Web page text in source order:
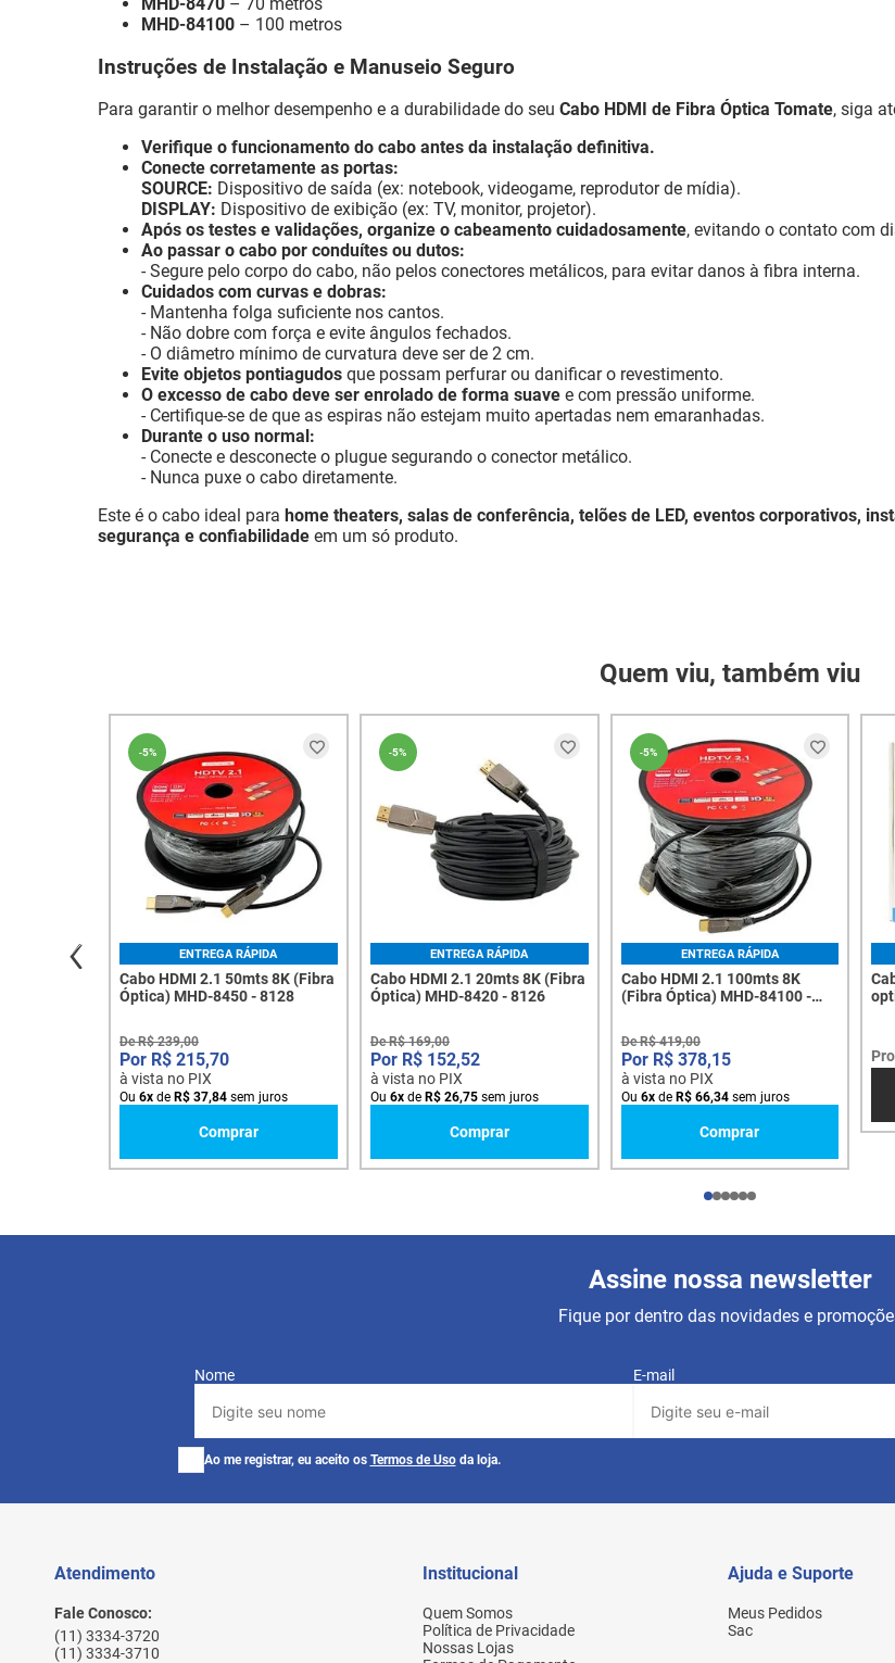
MHD-84100 – 100 metros
Instruções de Instalação e Manuseio Seguro
Para garantir o melhor desempenho e a durabilidade do seu Cabo HDMI de Fibra Óptica Tomate, siga
Verifique o funcionamento do cabo antes da instalação definitiva.
Conecte corretamente as portas:
SOURCE: Dispositivo de saída (ex: notebook, videogame, reprodutor de mídia).
DISPLAY: Dispositivo de exibição (ex: TV, monitor, projetor).
Após os testes e validações, organize o cabeamento cuidadosamente, evitando o contato com
Ao passar o cabo por conduítes ou dutos:
- Segure pelo corpo do cabo, não pelos conectores metálicos, para evitar danos à fibra interna.
Cuidados com curvas e dobras:
- Mantenha folga suficiente nos cantos.
- Não dobre com força e evite ângulos fechados.
- O diâmetro mínimo de curvatura deve ser de 2 cm.
Evite objetos pontiagudos que possam perfurar ou danificar o revestimento.
O excesso de cabo deve ser enrolado de forma suave e com pressão uniforme.
- Certifique-se de que as espiras não estejam muito apertadas nem emaranhadas.
Durante o uso normal:
- Conecte e desconecte o plugue segurando o conector metálico.
- Nunca puxe o cabo diretamente.
Este é o cabo ideal para home theaters, salas de conferência, telões de LED, eventos corporativos,
segurança e confiabilidade em um só produto.
Quem viu, também viu
-5%
ENTREGA RÁPIDA
Cabo HDMI 2.1 50mts 8K (Fibra
Óptica) MHD-8450 - 8128
DeR$ 239,00
R$ 215,70
à vista no PIX
Ou 6x de R$ 37,84 sem juros
Comprar
-5%
ENTREGA RÁPIDA
Cabo HDMI 2.1 20mts 8K (Fibra
Óptica) MHD-8420 - 8126
DeR$ 169,00
R$ 152,52
à vista no PIX
Ou 6xde R$ 26,75sem juros
Comprar
-5%
ENTREGA RÁPIDA
Cabo HDMI 2.1 100mts 8K
(Fibra Óptica) MHD-84100 -
DeR$ 419,00
R$ 378,15
à vista no PIX
Ou 6xde R$ 66,34sem juros
Comprar
Assine nossa newsletter
Fique por dentro das novidades e
Nome E-mail
Ao me registrar, eu aceito os Termos de Uso da loja.
Atendimento
Fale Conosco:
(11) 3334-3720
(11) 3334-3710
Institucional
Quem Somos
Política de Privacidade
Nossas Lojas
Ajuda e Suporte
Meus Pedidos
Sac